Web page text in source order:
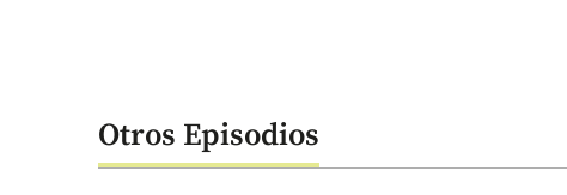
Otros Episodios